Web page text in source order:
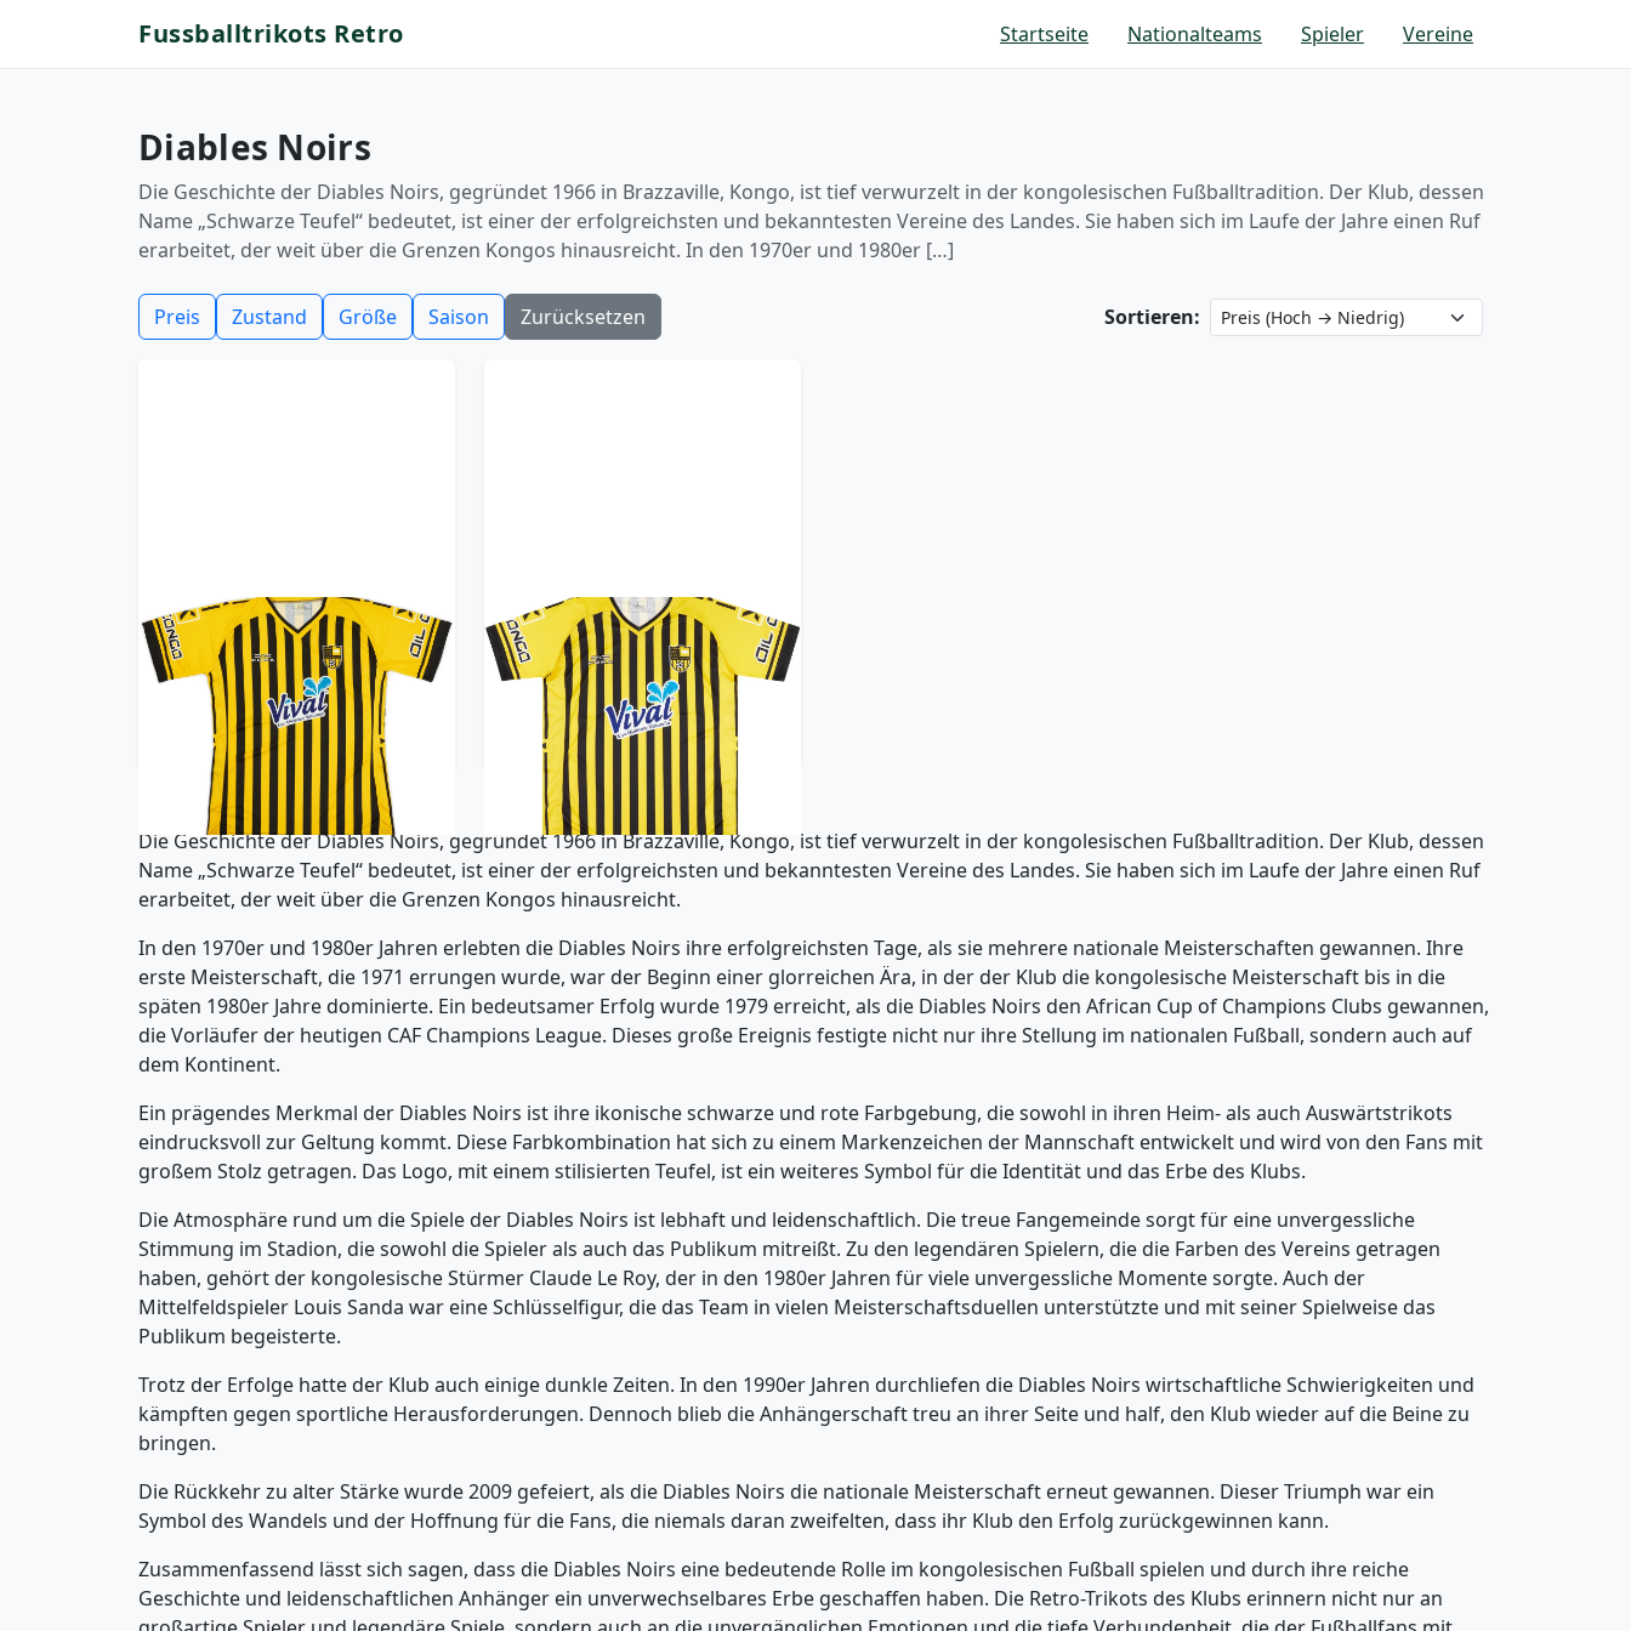
Fussballtrikots Retro Startseite Nationalteams Spieler Vereine
Diables Noirs
Die Geschichte der Diables Noirs, gegründet 1966 in Brazzaville, Kongo, ist tief verwurzelt in der kongolesischen Fußballtradition. Der Klub, dessen
Name „Schwarze Teufel“ bedeutet, ist einer der erfolgreichsten und bekanntesten Vereine des Landes. Sie haben sich im Laufe der Jahre einen Ruf
erarbeitet, der weit über die Grenzen Kongos hinausreicht. In den 1970er und 1980er […]
Preis Zustand Größe Saison Zurücksetzen Sortieren:
2020-21 Diables Noirs Home
Shirt - 8/10 - (XXL)
35.99£ · ca. €42
Trikot kaufen
2020-21 Diables Noirs Home
Shirt
21.99£ · ca. €26
Trikot kaufen
Die Geschichte der Diables Noirs, gegründet 1966 in Brazzaville, Kongo, ist tief verwurzelt in der kongolesischen Fußballtradition. Der Klub, dessen
Name „Schwarze Teufel“ bedeutet, ist einer der erfolgreichsten und bekanntesten Vereine des Landes. Sie haben sich im Laufe der Jahre einen Ruf
erarbeitet, der weit über die Grenzen Kongos hinausreicht.
In den 1970er und 1980er Jahren erlebten die Diables Noirs ihre erfolgreichsten Tage, als sie mehrere nationale Meisterschaften gewannen. Ihre
erste Meisterschaft, die 1971 errungen wurde, war der Beginn einer glorreichen Ära, in der der Klub die kongolesische Meisterschaft bis in die
späten 1980er Jahre dominierte. Ein bedeutsamer Erfolg wurde 1979 erreicht, als die Diables Noirs den African Cup of Champions Clubs gewannen,
die Vorläufer der heutigen CAF Champions League. Dieses große Ereignis festigte nicht nur ihre Stellung im nationalen Fußball, sondern auch auf
dem Kontinent.
Ein prägendes Merkmal der Diables Noirs ist ihre ikonische schwarze und rote Farbgebung, die sowohl in ihren Heim- als auch Auswärtstrikots
eindrucksvoll zur Geltung kommt. Diese Farbkombination hat sich zu einem Markenzeichen der Mannschaft entwickelt und wird von den Fans mit
großem Stolz getragen. Das Logo, mit einem stilisierten Teufel, ist ein weiteres Symbol für die Identität und das Erbe des Klubs.
Die Atmosphäre rund um die Spiele der Diables Noirs ist lebhaft und leidenschaftlich. Die treue Fangemeinde sorgt für eine unvergessliche
Stimmung im Stadion, die sowohl die Spieler als auch das Publikum mitreißt. Zu den legendären Spielern, die die Farben des Vereins getragen
haben, gehört der kongolesische Stürmer Claude Le Roy, der in den 1980er Jahren für viele unvergessliche Momente sorgte. Auch der
Mittelfeldspieler Louis Sanda war eine Schlüsselfigur, die das Team in vielen Meisterschaftsduellen unterstützte und mit seiner Spielweise das
Publikum begeisterte.
Trotz der Erfolge hatte der Klub auch einige dunkle Zeiten. In den 1990er Jahren durchliefen die Diables Noirs wirtschaftliche Schwierigkeiten und
kämpften gegen sportliche Herausforderungen. Dennoch blieb die Anhängerschaft treu an ihrer Seite und half, den Klub wieder auf die Beine zu
bringen.
Die Rückkehr zu alter Stärke wurde 2009 gefeiert, als die Diables Noirs die nationale Meisterschaft erneut gewannen. Dieser Triumph war ein
Symbol des Wandels und der Hoffnung für die Fans, die niemals daran zweifelten, dass ihr Klub den Erfolg zurückgewinnen kann.
Zusammenfassend lässt sich sagen, dass die Diables Noirs eine bedeutende Rolle im kongolesischen Fußball spielen und durch ihre reiche
Geschichte und leidenschaftlichen Anhänger ein unverwechselbares Erbe geschaffen haben. Die Retro-Trikots des Klubs erinnern nicht nur an